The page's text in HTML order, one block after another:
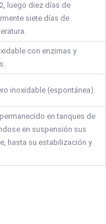
luego diez días de
siete días de
con enzimas y
inoxidable (espontánea).
en tanques de
en suspensión sus
hasta su estabilización y